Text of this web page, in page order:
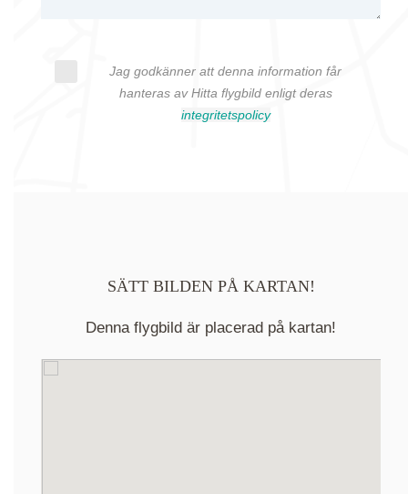
Jag godkänner att denna information får
hanteras av Hitta flygbild enligt deras
integritetspolicy
SÄTT BILDEN PÅ KARTAN!
Denna flygbild är placerad på kartan!